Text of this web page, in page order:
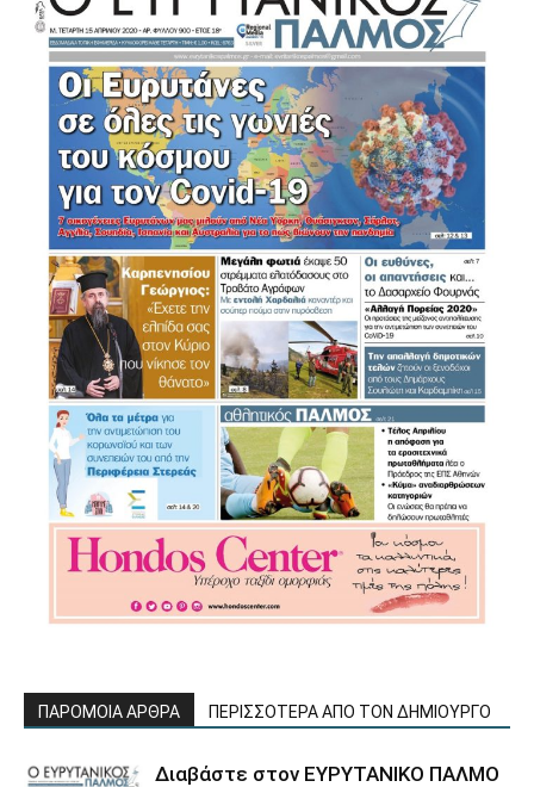
ΠΑΡΟΜΟΙΑ ΑΡΘΡΑ ΠΕΡΙΣΣΟΤΕΡΑ ΑΠΟ ΤΟΝ ΔΗΜΙΟΥΡΓΟ
Διαβάστε στον ΕΥΡΥΤΑΝΙΚΟ ΠΑΛΜΟ